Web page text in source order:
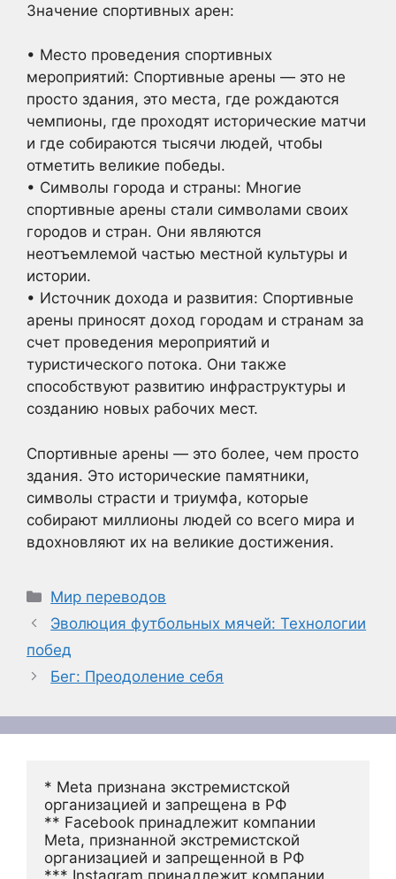
Значение спортивных арен:
• Место проведения спортивных
мероприятий: Спортивные арены — это не
просто здания, это места, где рождаются
чемпионы, где проходят исторические матчи
и где собираются тысячи людей, чтобы
отметить великие победы.
• Символы города и страны: Многие
спортивные арены стали символами своих
городов и стран. Они являются
неотъемлемой частью местной культуры и
истории.
• Источник дохода и развития: Спортивные
арены приносят доход городам и странам за
счет проведения мероприятий и
туристического потока. Они также
способствуют развитию инфраструктуры и
созданию новых рабочих мест.
Спортивные арены — это более, чем просто
здания. Это исторические памятники,
символы страсти и триумфа, которые
собирают миллионы людей со всего мира и
вдохновляют их на великие достижения.
Рубрики
Мир переводов
Эволюция футбольных мячей: Технологии
побед
Бег: Преодоление себя
* Meta признана экстремистской
организацией и запрещена в РФ
** Facebook принадлежит компании
Meta, признанной экстремистской
организацией и запрещенной в РФ
*** Instagram принадлежит компании